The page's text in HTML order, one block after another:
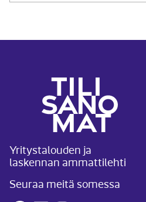
Yritystalouden ja
laskennan ammattilehti
Seuraa meitä somessa